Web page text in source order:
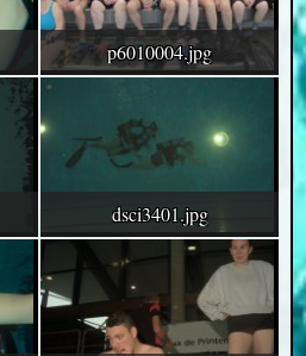
p6010004.jpg
dsci3401.jpg